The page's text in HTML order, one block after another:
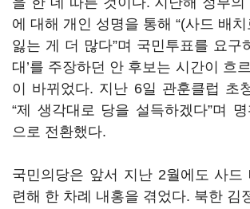
에 대해 개인 성명을 통해 “(사드 배
잃는 게 더 많다”며 국민투표를 요구
대’를 주장하던 안 후보는 시간이 흐
이 바뀌었다. 지난 6일 관훈클럽 초
“제 생각대로 당을 설득하겠다”며
으로 전환했다.
국민의당은 앞서 지난 2월에도 사드
련해 한 차례 내홍을 겪었다. 북한 김